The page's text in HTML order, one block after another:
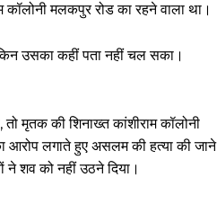
मलकपुर रोड का रहने वाला था।
उसका कहीं पता नहीं चल सका।
मृतक की शिनाख्त कांशीराम कॉलोनी
आरोप लगाते हुए असलम की हत्या की जाने
शव को नहीं उठने दिया।